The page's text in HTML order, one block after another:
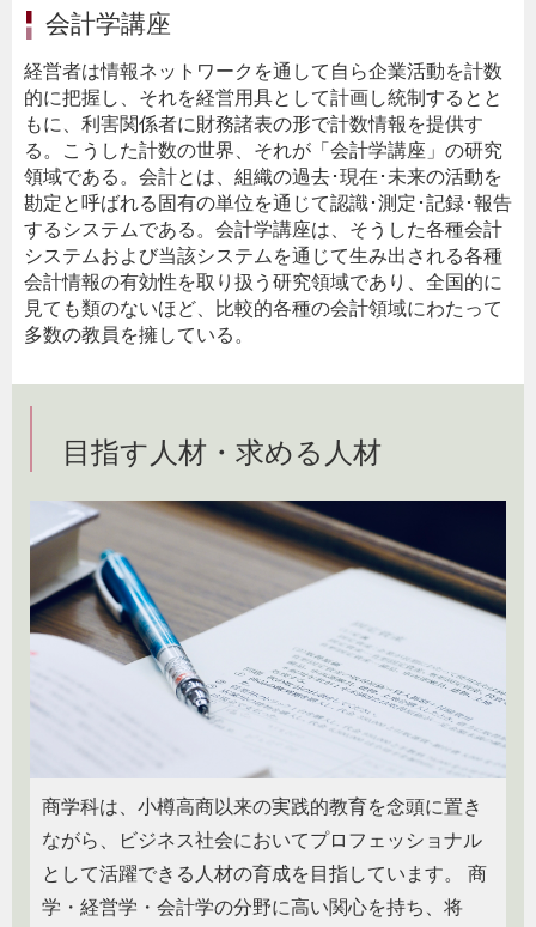
会計学講座
経営者は情報ネットワークを通して自ら企業活動を計数
的に把握し、それを経営用具として計画し統制するとと
もに、利害関係者に財務諸表の形で計数情報を提供す
る。こうした計数の世界、それが「会計学講座」の研究
領域である。会計とは、組織の過去･現在･未来の活動を
勘定と呼ばれる固有の単位を通じて認識･測定･記録･報告
するシステムである。会計学講座は、そうした各種会計
システムおよび当該システムを通じて生み出される各種
会計情報の有効性を取り扱う研究領域であり、全国的に
見ても類のないほど、比較的各種の会計領域にわたって
多数の教員を擁している。
目指す人材・求める人材
商学科は、小樽高商以来の実践的教育を念頭に置き
ながら、ビジネス社会においてプロフェッショナル
として活躍できる人材の育成を目指しています。 商
学・経営学・会計学の分野に高い関心を持ち、将